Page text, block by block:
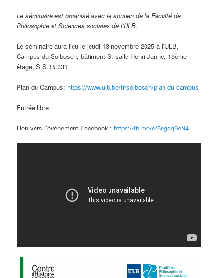
Le séminaire est organisé avec le soutien de la Faculté de
Philosophie et Sciences sociales de l’ULB.
Le séminaire aura lieu le jeudi 13 novembre 2025 à l’ULB,
Campus du Solbosch, bâtiment S, salle Henri Janne, 15ème
étage, S.S.15.331
Plan du Campus: https://www.ulb.be/fr/solbosch/plan-du-campus
Entrée libre
Lien vers l’événement Facebook : https://fb.me/e/5egsq9eN4